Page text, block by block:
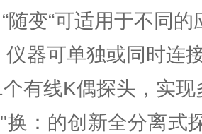
随变“可适用于不同的
仪器可单独或同时连
有线K偶探头，实
换：的创新全分离式